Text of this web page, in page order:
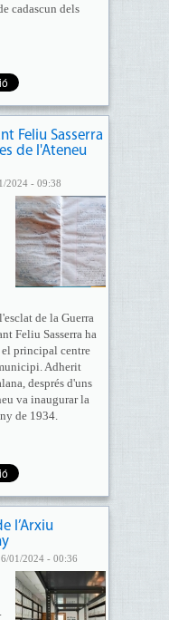
cadascun dels
Feliu Sasserra
de l'Ateneu
2024 - 09:38
de la Guerra
Feliu Sasserra ha
el principal centre
Adherit
després d'uns
va inaugurar la
de 1934.
l’Arxiu
01/2024 - 00:36